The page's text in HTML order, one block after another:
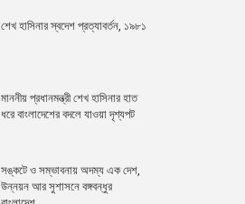
শেখ হাসিনার স্বদেশ প্রত্যাবর্তন, ১৯৮১
মাননীয় প্রধানমন্ত্রী শেখ হাসিনার হাত
ধরে বাংলাদেশের বদলে যাওয়া দৃশ্যপট
সঙ্কটে ও সম্ভাবনায় অদম্য এক দেশ,
উন্নয়ন আর সুশাসনে বঙ্গবন্ধুর